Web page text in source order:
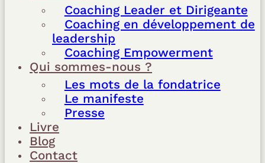
Coaching Leader et Dirigeante
Coaching en développement de
leadership
Coaching Empowerment
Qui sommes-nous ?
Les mots de la fondatrice
Le manifeste
Presse
Livre
Blog
Contact